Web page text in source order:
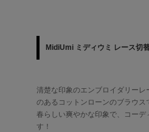
MidiUmi ミディウミ レース切
清楚な印象のエンブロイダリー
のあるコットンローンのブラウス
春らしい爽やかな印象で、コーデ
す！